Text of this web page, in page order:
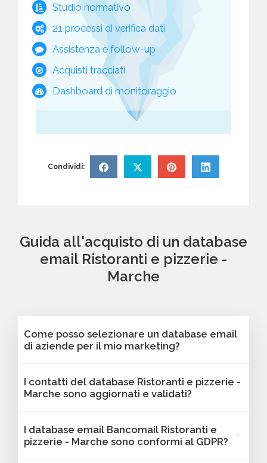
Studio normativo
21 processi di verifica dati
Assistenza e follow-up
Acquisti tracciati
Dashboard di monitoraggio
Condividi:
Guida all'acquisto di un database
email Ristoranti e pizzerie -
Marche
Come posso selezionare un database email
di aziende per il mio marketing?
nostra piattaforma Bancomail. Troverai
contatti B2B verificati di aziende attive
includono l'indirizzo email e sono filtrabili per
area geografica, settore, dimensione
I contatti del database Ristoranti e pizzerie -
Marche sono aggiornati e validati?
includano email attive e aggiornate. I nostri
database vengono sottoposti a verifiche
I database email Bancomail Ristoranti e
pizzerie - Marche sono conformi al GDPR?